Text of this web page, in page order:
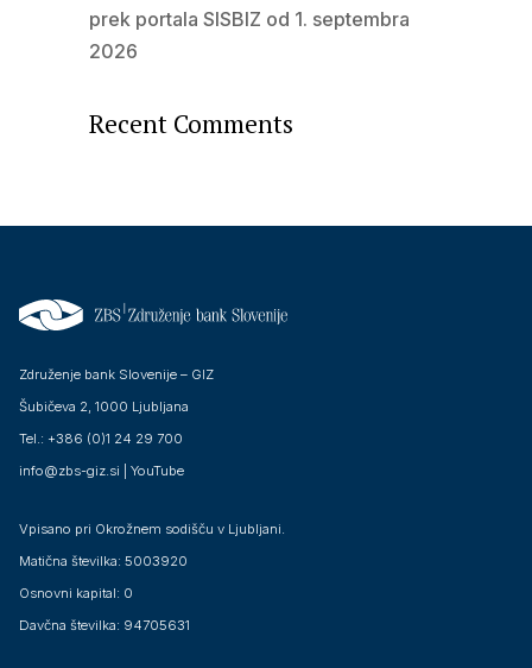
prek portala SISBIZ od 1. septembra
2026
Recent Comments
Združenje bank Slovenije – GIZ
Šubičeva 2, 1000 Ljubljana
Tel.: +386 (0)1 24 29 700
info@zbs-giz.si
YouTube
Vpisano pri Okrožnem sodišču v Ljubljani.
Matična številka: 5003920
Osnovni kapital: 0
Davčna številka: 94705631